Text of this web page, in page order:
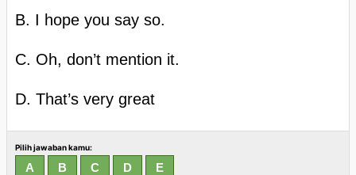
B. I hope you say so.
C. Oh, don’t mention it.
D. That’s very great
Pilih jawaban kamu: